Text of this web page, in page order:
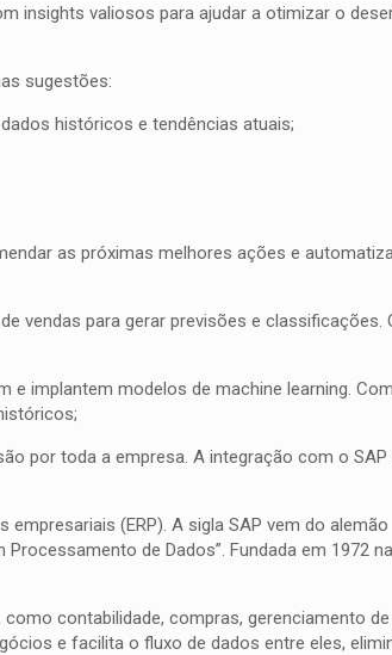
insights valiosos para ajudar a otimizar o
sugestões:
históricos e tendências atuais;
as próximas melhores ações e
vendas para gerar previsões e classificações.
e implantem modelos de machine learning.
por toda a empresa. A integração com o SAP
(ERP). A sigla SAP vem do alemão
de Dados”. Fundada em 1972 na
contabilidade, compras, gerenciamento
e facilita o fluxo de dados entre eles,